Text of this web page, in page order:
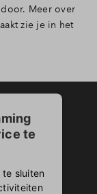
Meer over
zie je in het
te
te sluiten